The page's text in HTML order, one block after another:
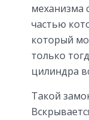
механизма
частью
который
только
цилиндра
Такой